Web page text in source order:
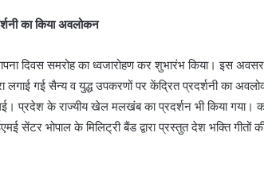
का किया अवलोकन
दिवस समरोह का ध्वजारोहण कर शुभारंभ किया। इस
लगाई गई सैन्य व युद्ध उपकरणों पर केंद्रित प्रदर्शनी का
गई। प्रदेश के राज्यीय खेल मलखंब का प्रदर्शन भी किया
सेंटर भोपाल के मिलिट्री बैंड द्वारा प्रस्तुत देश भक्ति